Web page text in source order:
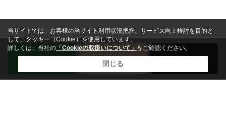
電話 お問い合わせ 無料査定
当サイトでは、お客様の当サイト利用状況把握、サービス向上検討を目的と
して、クッキー（Cookie）を使用しています。
詳しくは、当社の 「Cookieの取扱いについて」 をご確認ください。
閉じる